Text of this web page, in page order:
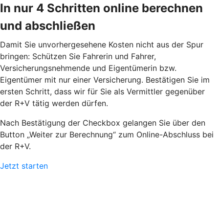
In nur 4 Schritten online berechnen
und abschließen
Damit Sie unvorhergesehene Kosten nicht aus der Spur
bringen: Schützen Sie Fahrerin und Fahrer,
Versicherungsnehmende und Eigentümerin bzw.
Eigentümer mit nur einer Versicherung. Bestätigen Sie im
ersten Schritt, dass wir für Sie als Vermittler gegenüber
der R+V tätig werden dürfen.
Nach Bestätigung der Checkbox gelangen Sie über den
Button „Weiter zur Berechnung“ zum Online-Abschluss bei
der R+V.
Jetzt starten